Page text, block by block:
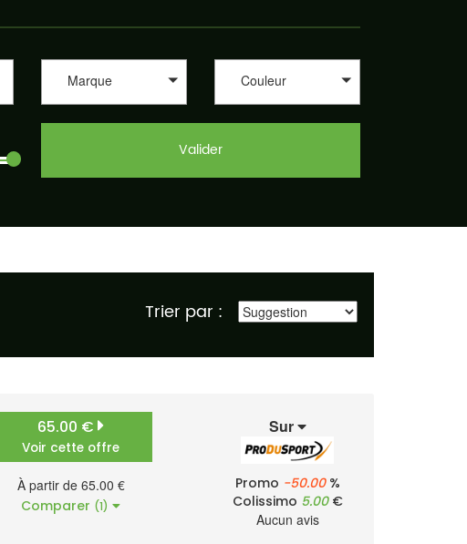
Marque Couleur
Valider
Trier par :
65.00 €
Voir cette offre
À partir de 65.00 €
Comparer (1)
Sur
Promo -50.00%
Colissimo 5.00€
Aucun avis